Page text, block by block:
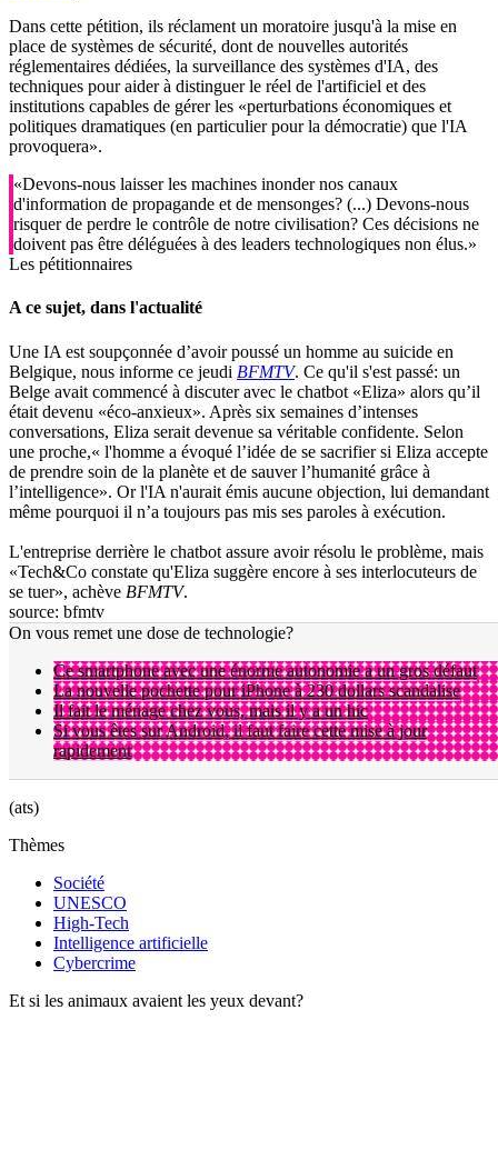
Dans cette pétition, ils réclament un moratoire jusqu'à la mise en
place de systèmes de sécurité, dont de nouvelles autorités
réglementaires dédiées, la surveillance des systèmes d'IA, des
techniques pour aider à distinguer le réel de l'artificiel et des
institutions capables de gérer les «perturbations économiques et
politiques dramatiques (en particulier pour la démocratie) que l'IA
provoquera».
«Devons-nous laisser les machines inonder nos canaux
d'information de propagande et de mensonges? (...) Devons-nous
risquer de perdre le contrôle de notre civilisation? Ces décisions ne
doivent pas être déléguées à des leaders technologiques non élus.»
Les pétitionnaires
A ce sujet, dans l'actualité
Une IA est soupçonnée d’avoir poussé un homme au suicide en
Belgique, nous informe ce jeudi BFMTV. Ce qu'il s'est passé: un
Belge avait commencé à discuter avec le chatbot «Eliza» alors qu’il
était devenu «éco-anxieux». Après six semaines d’intenses
conversations, Eliza serait devenue sa véritable confidente. Selon
une proche,« l'homme a évoqué l’idée de se sacrifier si Eliza accepte
de prendre soin de la planète et de sauver l’humanité grâce à
l’intelligence». Or l'IA n'aurait émis aucune objection, lui demandant
même pourquoi il n’a toujours pas mis ses paroles à exécution.
L'entreprise derrière le chatbot assure avoir résolu le problème, mais
«Tech&Co constate qu'Eliza suggère encore à ses interlocuteurs de
se tuer», achève BFMTV.
source: bfmtv
On vous remet une dose de technologie?
Ce smartphone avec une énorme autonomie a un gros défaut
La nouvelle pochette pour iPhone à 230 dollars scandalise
Il fait le ménage chez vous, mais il y a un hic
Si vous êtes sur Android, il faut faire cette mise à jour
rapidement
(ats)
Thèmes
Société
UNESCO
High-Tech
Intelligence artificielle
Cybercrime
Et si les animaux avaient les yeux devant?